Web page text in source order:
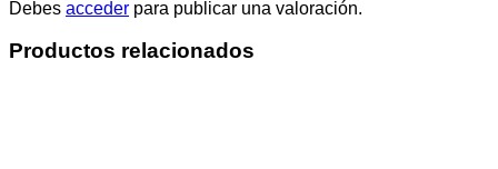
Debes acceder para publicar una valoración.
Productos relacionados